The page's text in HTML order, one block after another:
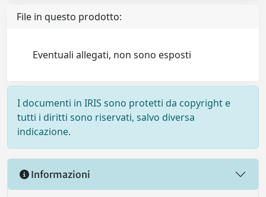
File in questo prodotto:
Eventuali allegati, non sono esposti
I documenti in IRIS sono protetti da copyright e
tutti i diritti sono riservati, salvo diversa
indicazione.
Informazioni